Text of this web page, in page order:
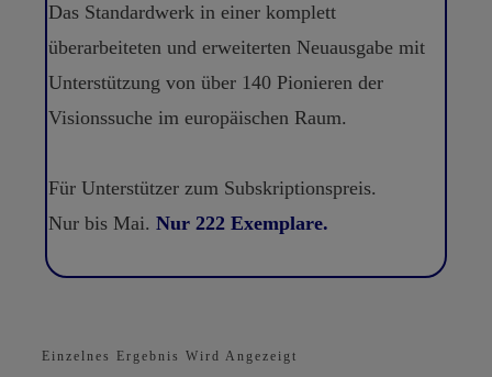
Das Standardwerk in einer komplett
überarbeiteten und erweiterten Neuausgabe mit
Unterstützung von über 140 Pionieren der
Visionssuche im europäischen Raum.
Für Unterstützer zum Subskriptionspreis.
Nur bis Mai. Nur 222 Exemplare.
Einzelnes Ergebnis Wird Angezeigt